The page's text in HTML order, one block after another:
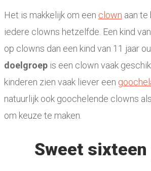
Het is makkelijk om een clown aan te
iedere clowns hetzelfde. Een kind
op clowns dan een kind van 11 jaar
doelgroep is een clown vaak
kinderen zien vaak liever een
natuurlijk ook goochelende clowns
om keuze te maken.
Sweet